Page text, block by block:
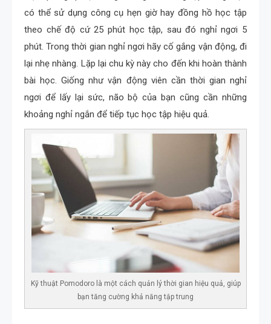
có thể sử dụng công cụ hẹn giờ hay đồng hồ học tập
theo chế độ cứ 25 phút học tập, sau đó nghỉ ngơi 5
phút. Trong thời gian nghỉ ngơi hãy cố gắng vận động, đi
lại nhẹ nhàng. Lặp lại chu kỳ này cho đến khi hoàn thành
bài học. Giống như vận động viên cần thời gian nghỉ
ngơi để lấy lại sức, não bộ của bạn cũng cần những
khoảng nghỉ ngắn để tiếp tục học tập hiệu quả.
Kỹ thuật Pomodoro là một cách quản lý thời gian hiệu quả, giúp
bạn tăng cường khả năng tập trung